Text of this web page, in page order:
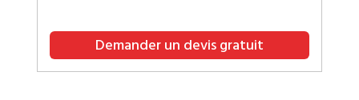
Demander un devis gratuit